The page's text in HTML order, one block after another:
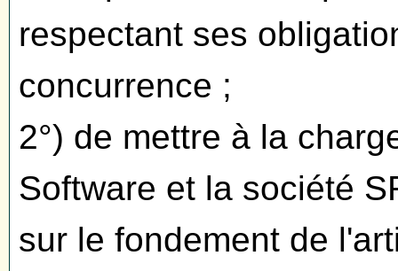
respectant ses
concurrence ;
2°) de mettre à la
Software et la société
sur le fondement de